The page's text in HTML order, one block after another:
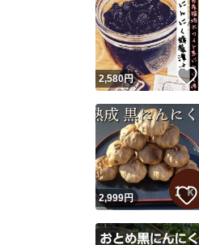
2,580円
2,999円